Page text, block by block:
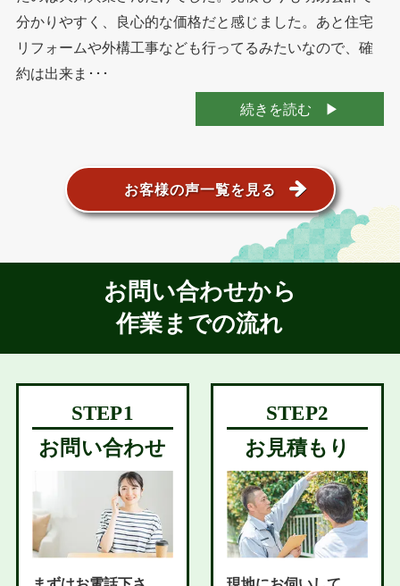
分かりやすく、良心的な価格だと感じました。あと住宅
リフォームや外構工事なども行ってるみたいなので、確
約は出来ま･･･
続きを読む
お客様の声一覧を見る
お問い合わせから
作業までの流れ
お問い合わせ お見積もり